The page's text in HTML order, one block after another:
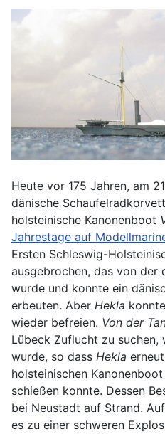
Heute vor 175 Jahren, am
dänische
holsteinische Kanonenboot
Jahrestage auf
Ersten Schleswig-
ausgebrochen, das von
wurde und konnte ein
erbeuten. Aber Hekla
wieder befreien. Von der
Lübeck Zuflucht zu
wurde, so dass Hekla
holsteinischen
schießen konnte. Dessen
bei Neustadt auf Strand.
es zu einer schweren